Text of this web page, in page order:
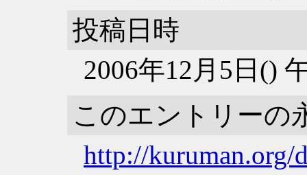
投稿日時
2006年12月5日()
このエントリーの
http://kuruman.org/